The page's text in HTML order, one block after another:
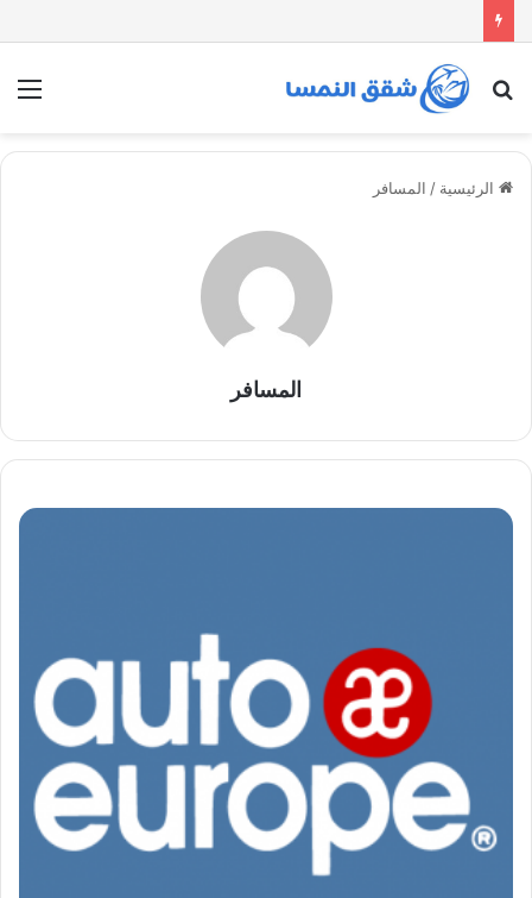
بحث
الرئيسية / المسافر
المسافر